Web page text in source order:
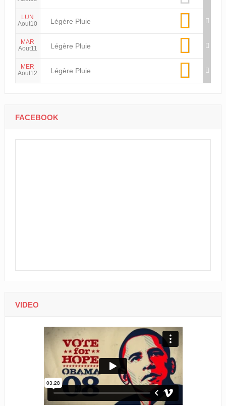
LUN
Aout10
Légère Pluie
MAR
Aout11
Légère Pluie
MER
Aout12
Légère Pluie
FACEBOOK
VIDEO